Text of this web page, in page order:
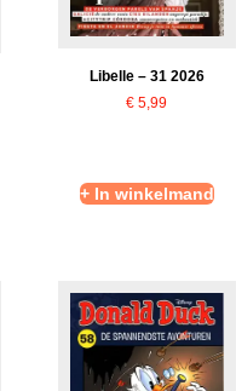
Libelle – 31 2026
€ 5,99
+ In winkelmand